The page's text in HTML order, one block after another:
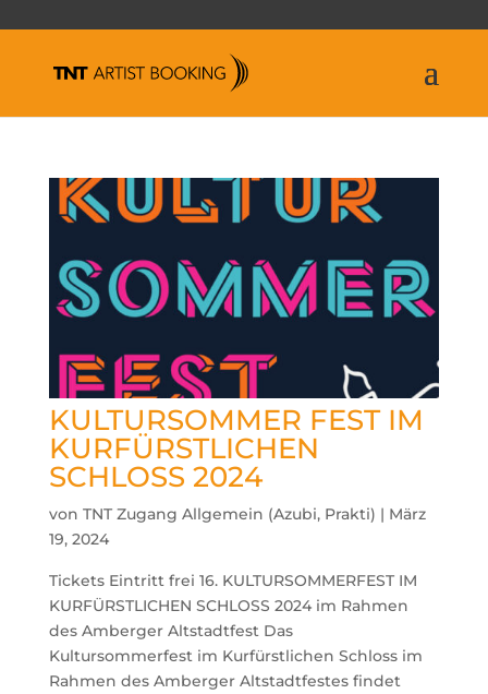
KULTURSOMMER FEST IM
KURFÜRSTLICHEN
SCHLOSS 2024
von TNT Zugang Allgemein (Azubi, Prakti) | März
19, 2024
Tickets Eintritt frei 16. KULTURSOMMERFEST IM
KURFÜRSTLICHEN SCHLOSS 2024 im Rahmen
des Amberger Altstadtfest Das
Kultursommerfest im Kurfürstlichen Schloss im
Rahmen des Amberger Altstadtfestes findet